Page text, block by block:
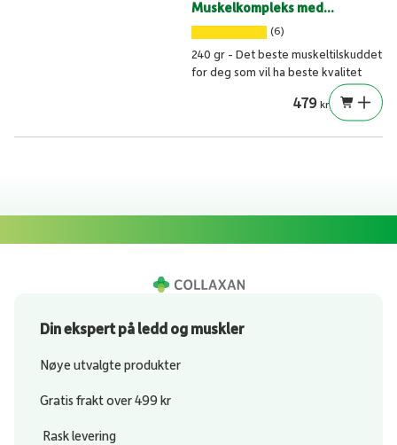
Muskelkompleks med
magnesiumkraft
(6)
240 gr - Det beste muskeltilskuddet
for deg som vil ha beste kvalitet
479 kr
Din ekspert på ledd og muskler
Nøye utvalgte produkter
Gratis frakt over 499 kr
Rask levering